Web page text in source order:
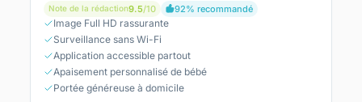
Note de la rédaction9.5/10 92% recommandé
Image Full HD rassurante
Surveillance sans Wi-Fi
Application accessible partout
Apaisement personnalisé de bébé
Portée généreuse à domicile